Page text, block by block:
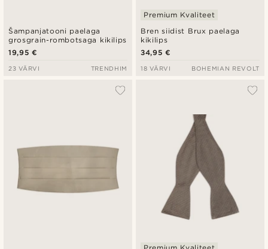
Šampanjatooni paelaga
grosgrain-rombotsaga kikilips
19,95 €
23 VÄRVI TRENDHIM
Bren siidist Brux paelaga
kikilips
Premium Kvaliteet
34,95 €
18 VÄRVI BOHEMIAN REVOLT